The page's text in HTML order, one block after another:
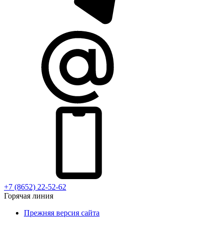
+7 (8652) 22-52-62
Горячая линия
Прежняя версия сайта